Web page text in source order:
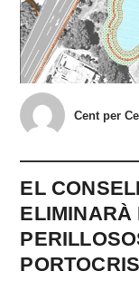
Cent per
EL
ELIMINARÀ